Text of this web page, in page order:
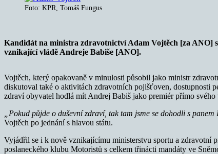
Foto: KPR, Tomáš Fungus
Kandidát na ministra zdravotnictví Adam Vojtěch [za ANO]
vznikající vládě Andreje Babiše [ANO].
Vojtěch, který opakovaně v minulosti působil jako ministr
diskutoval také o aktivitách zdravotních pojišťoven, dostupnosti
zdraví obyvatel hodlá mít Andrej Babiš jako premiér přímo
„Pokud půjde o duševní zdraví, tak tam jsme se dohodli s
Vojtěch po jednání s hlavou státu.
Vyjádřil se i k nově vznikajícímu ministerstvu sportu a zdravotní
poslaneckého klubu Motoristů s celkem třinácti mandáty ve